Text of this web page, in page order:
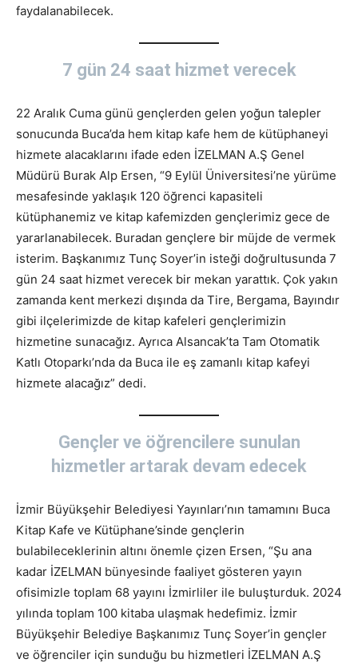
faydalanabilecek.
7 gün 24 saat hizmet verecek
22 Aralık Cuma günü gençlerden gelen yoğun talepler
sonucunda Buca’da hem kitap kafe hem de kütüphaneyi
hizmete alacaklarını ifade eden İZELMAN A.Ş Genel
Müdürü Burak Alp Ersen, “9 Eylül Üniversitesi’ne yürüme
mesafesinde yaklaşık 120 öğrenci kapasiteli
kütüphanemiz ve kitap kafemizden gençlerimiz gece de
yararlanabilecek. Buradan gençlere bir müjde de vermek
isterim. Başkanımız Tunç Soyer’in isteği doğrultusunda 7
gün 24 saat hizmet verecek bir mekan yarattık. Çok yakın
zamanda kent merkezi dışında da Tire, Bergama, Bayındır
gibi ilçelerimizde de kitap kafeleri gençlerimizin
hizmetine sunacağız. Ayrıca Alsancak’ta Tam Otomatik
Katlı Otoparkı’nda da Buca ile eş zamanlı kitap kafeyi
hizmete alacağız” dedi.
Gençler ve öğrencilere sunulan
hizmetler artarak devam edecek
İzmir Büyükşehir Belediyesi Yayınları’nın tamamını Buca
Kitap Kafe ve Kütüphane’sinde gençlerin
bulabileceklerinin altını önemle çizen Ersen, “Şu ana
kadar İZELMAN bünyesinde faaliyet gösteren yayın
ofisimizle toplam 68 yayını İzmirliler ile buluşturduk. 2024
yılında toplam 100 kitaba ulaşmak hedefimiz. İzmir
Büyükşehir Belediye Başkanımız Tunç Soyer’in gençler
ve öğrenciler için sunduğu bu hizmetleri İZELMAN A.Ş